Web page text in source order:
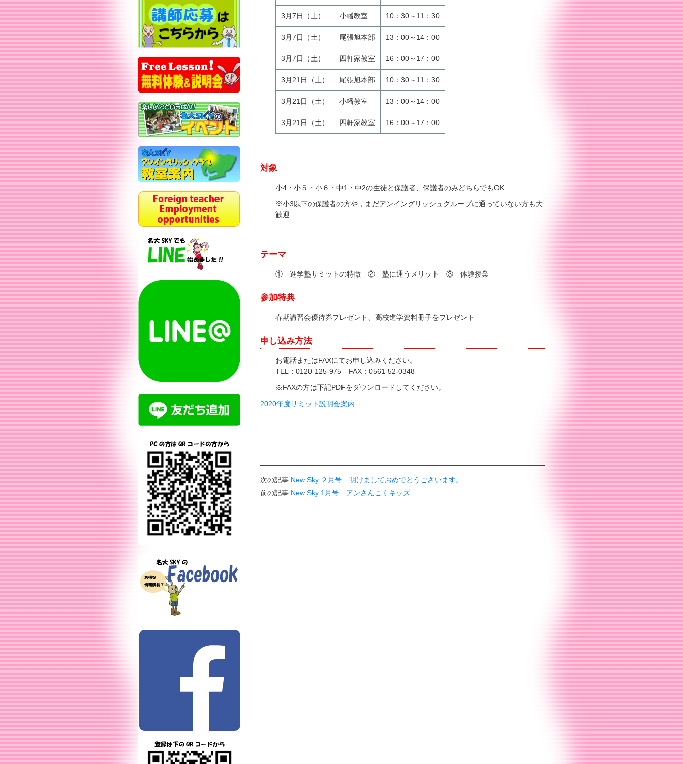
3月7日（土） 小幡教室 10：30～11：30
3月7日（土） 尾張旭本部 13：00～14：00
3月7日（土） 四軒家教室 16：00～17：00
3月21日（土） 尾張旭本部 10：30～11：30
3月21日（土） 小幡教室 13：00～14：00
3月21日（土） 四軒家教室 16：00～17：00
対象
小4・小５・小６・中1・中2の生徒と保護者、保護者のみどちらでもOK
※小3以下の保護者の方や，まだアンイングリッシュグループに通っていない方も大
歓迎
テーマ
① 進学塾サミットの特徴 ② 塾に通うメリット ③ 体験授業
参加特典
春期講習会優待券プレゼント、高校進学資料冊子をプレゼント
申し込み方法
お電話またはFAXにてお申し込みください。
TEL：0120-125-975 FAX：0561-52-0348
※FAXの方は下記PDFをダウンロードしてください。
2020年度サミット説明会案内
次の記事 New Sky ２月号 明けましておめでとうございます。
前の記事 New Sky 1月号 アンさんこくキッズ